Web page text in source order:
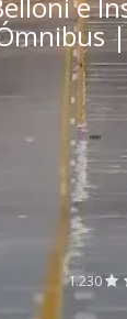
1.230